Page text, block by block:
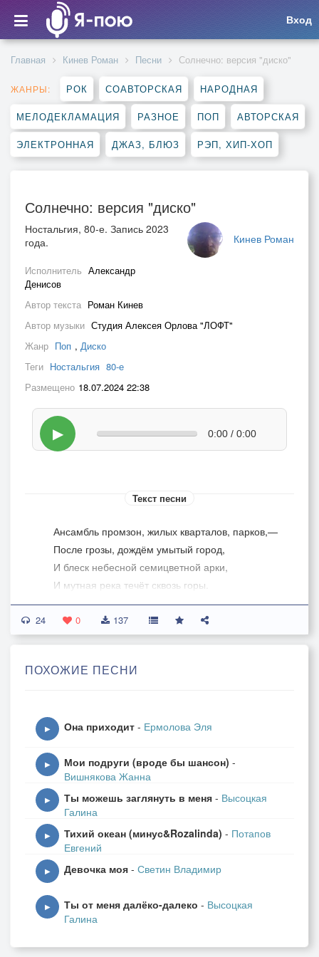
Вход
Главная Кинев Роман Песни Солнечно: версия "диско"
ЖАНРЫ: РОК СОАВТОРСКАЯ НАРОДНАЯ
МЕЛОДЕКЛАМАЦИЯ РАЗНОЕ ПОП АВТОРСКАЯ
ЭЛЕКТРОННАЯ ДЖАЗ, БЛЮЗ РЭП, ХИП-ХОП
Солнечно: версия "диско"
Кинев Роман
Ностальгия, 80-е. Запись 2023
года.
Исполнитель Александр
Денисов
Автор текста Роман Кинев
Автор музыки Студия Алексея Орлова "ЛОФТ"
Жанр Поп , Диско
Теги Ностальгия 80-е
Размещено 18.07.2024 22:38
▶ 0:00 / 0:00
Текст песни
Ансамбль промзон, жилых кварталов, парков,—
После грозы, дождём умытый город,
И блеск небесной семицветной арки,
И мутная река течёт сквозь горы.
.
Подъёмы, спуски, плавные проспекты,
С асфальта мокрого прозрачный пар струится,
Олимпиада открывается в столице.
Очень, очень, высоки,
Перевалы нелегки.
Этот город далеко,
Словно космос далеко,
Далеко, далеко,
Да, да, да, да, да, —
В ветвистой кроне тополь у балкона,
Мы с одноклассником о диско говорим,
24 0 137
ПОХОЖИЕ ПЕСНИ
▶ Она приходит - Ермолова Эля
▶ Мои подруги (вроде бы шансон) -
Вишнякова Жанна
▶ Ты можешь заглянуть в меня - Высоцкая
Галина
▶ Тихий океан (минус&Rozalinda) - Потапов
Евгений
▶ Девочка моя - Светин Владимир
▶ Ты от меня далёко-далеко - Высоцкая
Галина